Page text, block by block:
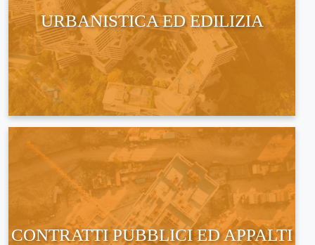
URBANISTICA ED EDILIZIA
CONTRATTI PUBBLICI ED APPALTI